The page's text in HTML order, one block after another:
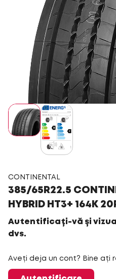
CONTINENTAL
385/65R22.5
HYBRID HT3+ 164K
Autentificați-vă și
dvs.
Aveți deja un cont? Bine ați